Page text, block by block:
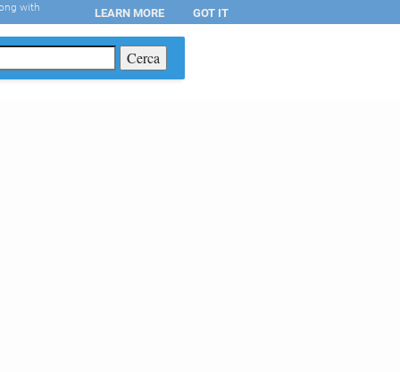
with LEARN MORE GOT IT